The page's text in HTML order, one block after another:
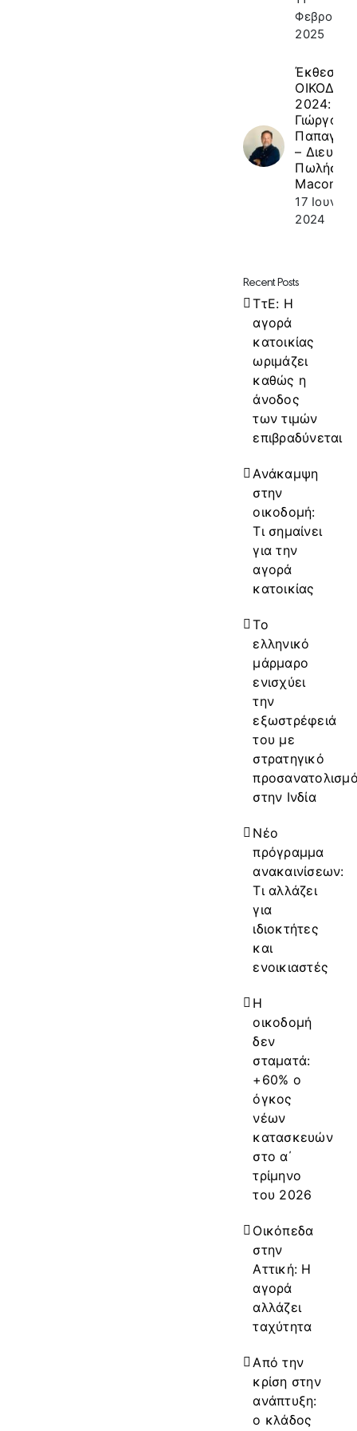
2025
Έκθεση
2024: κ.
Γιώργος
–
Macon
17
2024
Recent Posts
ΤτΕ: Η
αγορά
κατοικίας
ωριμάζει
καθώς η
άνοδος
των τιμών
επιβραδύνεται
Ανάκαμψη
στην
οικοδομή:
Τι σημαίνει
για την
αγορά
κατοικίας
Το
ελληνικό
μάρμαρο
ενισχύει
την
εξωστρέφειά
του με
στρατηγικό
στην Ινδία
Νέο
πρόγραμμα
ανακαινίσεων:
Τι αλλάζει
για
ιδιοκτήτες
και
ενοικιαστές
Η
οικοδομή
δεν
σταματά:
+60% ο
όγκος
νέων
κατασκευών
στο α΄
τρίμηνο
του 2026
Οικόπεδα
στην
Αττική: Η
αγορά
αλλάζει
ταχύτητα
Από την
κρίση στην
ανάπτυξη:
ο κλάδος